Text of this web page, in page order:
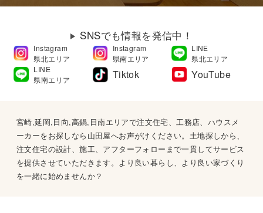
SNSでも情報を発信中！
Instagram
県北エリア
Instagram
県南エリア
LINE
県北エリア
LINE
県南エリア
Tiktok YouTube
宮崎,延岡,日向,高鍋,日南エリアで注文住宅、工務店、ハウスメ
ーカーをお探しなら山田屋へお声がけください。土地探しから、
注文住宅の設計、施工、アフターフォローまで一貫してサービス
を提供させていただきます。より良い暮らし、より良い家づくり
を一緒に始めませんか？